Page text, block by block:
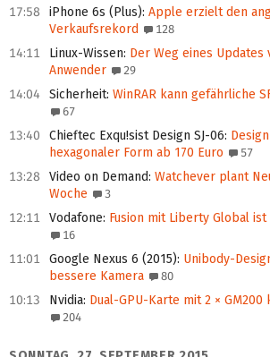
17:58 iPhone 6s (Plus): Apple erzielt den
Verkaufsrekord
128
14:11 Linux-Wissen: Der Weg eines Updates
Anwender
29
14:04 Sicherheit: WinRAR kann gefährliche
67
13:40 Chieftec Exqu!sist Design SJ-06:
hexagonaler Form ab 170 Euro
57
13:28 Video on Demand: Watchever plant
Woche
3
12:11 Vodafone: Fusion mit Liberty Global
16
11:01 Google Nexus 6 (2015): Unibody-
bessere Kamera
80
10:13 Nvidia: Dual-GPU-Karte mit 2 ×
204